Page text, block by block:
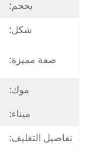
بحجم:
شكل:
صفة مميزة:
موك:
ميناء:
تفاصيل التغليف: